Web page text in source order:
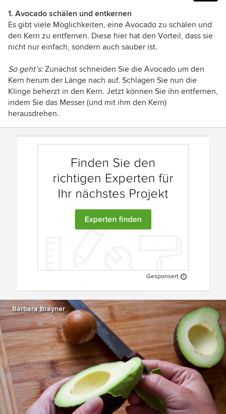
1. Avocado schälen und entkernen
Es gibt viele Möglichkeiten, eine Avocado zu schälen und
den Kern zu entfernen. Diese hier hat den Vorteil, dass sie
nicht nur einfach, sondern auch sauber ist.
So geht’s: Zunächst schneiden Sie die Avocado um den
Kern herum der Länge nach auf. Schlagen Sie nun die
Klinge beherzt in den Kern. Jetzt können Sie ihn entfernen,
indem Sie das Messer (und mit ihm den Kern)
herausdrehen.
Gesponsert
Barbara Brayner